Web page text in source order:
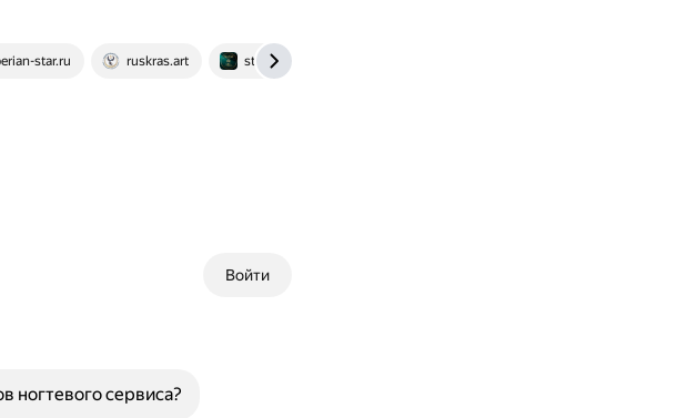
star.ru ruskras.art startime.by.liliyes.by
Войти
ногтевого сервиса?